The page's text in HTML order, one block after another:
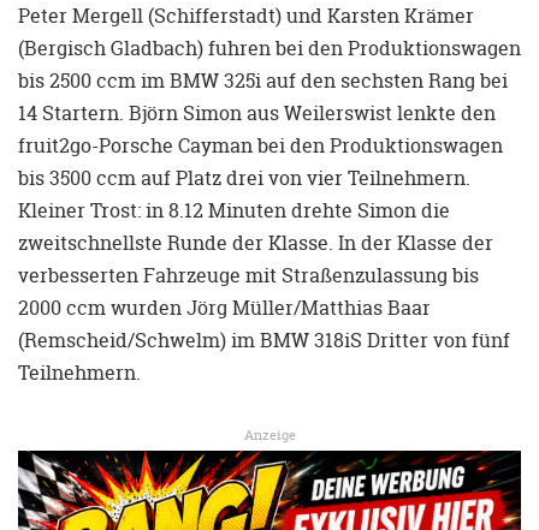
Peter Mergell (Schifferstadt) und Karsten Krämer
(Bergisch Gladbach) fuhren bei den Produktionswagen
bis 2500 ccm im BMW 325i auf den sechsten Rang bei
14 Startern. Björn Simon aus Weilerswist lenkte den
fruit2go-Porsche Cayman bei den Produktionswagen
bis 3500 ccm auf Platz drei von vier Teilnehmern.
Kleiner Trost: in 8.12 Minuten drehte Simon die
zweitschnellste Runde der Klasse. In der Klasse der
verbesserten Fahrzeuge mit Straßenzulassung bis
2000 ccm wurden Jörg Müller/Matthias Baar
(Remscheid/Schwelm) im BMW 318iS Dritter von fünf
Teilnehmern.
Anzeige